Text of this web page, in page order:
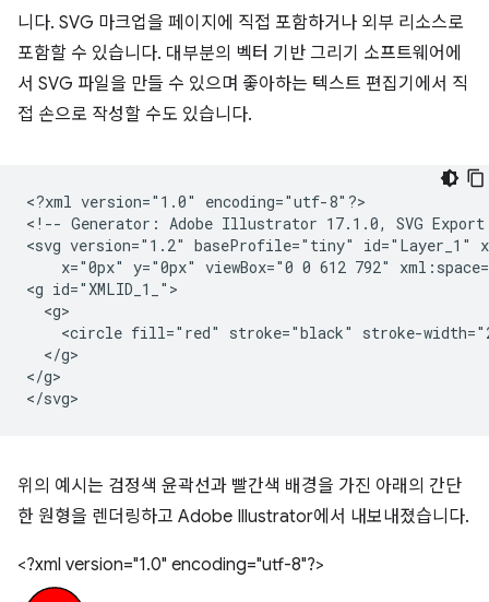
니다. SVG 마크업을 페이지에 직접 포함하거나 외부 리소스로
포함할 수 있습니다. 대부분의 벡터 기반 그리기 소프트웨어에
서 SVG 파일을 만들 수 있으며 좋아하는 텍스트 편집기에서 직
접 손으로 작성할 수도 있습니다.
<?xml version="1.0"
encoding="utf-8"?>
<!-- Generator: Adobe Illustrator 17.1.0, SVG Export
<svg version="1.2" baseProfile="tiny" id="Layer_1"
x="0px" y="0px" viewBox="0 0 612 792"
<g
<circle fill="red" stroke="black"
stroke-
</g>
</g>
위의 예시는 검정색 윤곽선과 빨간색 배경을 가진 아래의 간단
한 원형을 렌더링하고 Adobe Illustrator에서 내보내졌습니다.
<?xml version="1.0" encoding="utf-8"?>